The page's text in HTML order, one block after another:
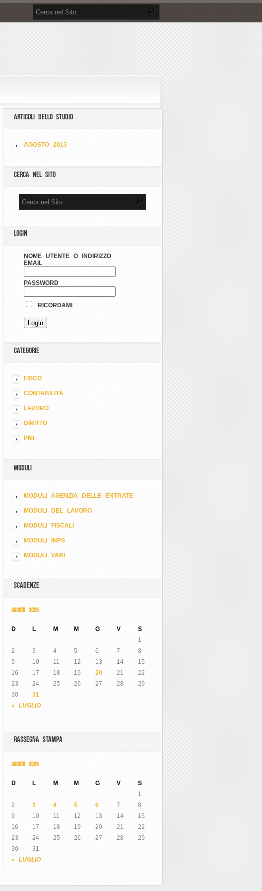
ARTICOLI DELLO STUDIO
AGOSTO 2013
CERCA NEL SITO
LOGIN
NOME UTENTE O INDIRIZZO
EMAIL
PASSWORD
RICORDAMI
CATEGORIE
FISCO
CONTABILITÀ
LAVORO
DIRITTO
PMI
MODULI
MODULI AGENZIA DELLE ENTRATE
MODULI DEL LAVORO
MODULI FISCALI
MODULI INPS
MODULI VARI
SCADENZE
AGOSTO 2026
D L M M G V S
« LUGLIO
1
2
3 4 5 6 7
8
9
10 11 12 13 14
15
16
17 18 19 20 21
22
23
24 25 26 27 28
29
30
31
RASSEGNA STAMPA
AGOSTO 2026
D L M M G V S
« LUGLIO
1
2
3 4 5 6 7
8
9
10 11 12 13 14
15
16
17 18 19 20 21
22
23
24 25 26 27 28
29
30
31